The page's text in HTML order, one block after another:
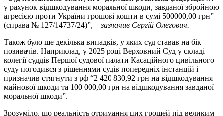
у рахунок відшкодування моральної шкоди, завданої збройною
агресією проти України грошові кошти в сумі 500000,00 грн”
(справа № 127/14737/24)”, – зазначив Сергій Олегович.
Також було ще декілька випадків, у яких суд ставав на бік
позивачів. Наприклад, у 2025 році Верховний Суд у складі
колегії суддів Першої судової палати Касаційного цивільного
суду погодився з рішеннями судів попередніх інстанцій і
призначив стягнути з рф “2 420 830,92 грн на відшкодування
майнової шкоди та 100 000,00 грн на відшкодування завданої
моральної шкоди”.
Зрозуміло, що реальність отримання цих грошей під великим